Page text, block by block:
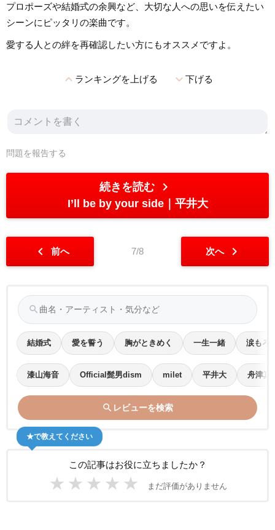
プロポーズや結婚式の余興など、大切な人への思いを伝えたい
シーンにピッタリの楽曲です。
愛する人との絆を再確認したい方にもオススメですよ。
expand_lessランキングを上げる expand_more下げる
問題を報告する
続きを読む chevron_right
I’ll be by your side 平井大
chevron_left 前へ 7/8 次へ chevron_right
search
結婚式 愛を誓う 胸がときめく 一生一緒 涙もろ
漆山海音 Official髭男dism milet 平井大 舟津真
search レビューを検索
この記事はお役に立ちましたか？
★ ★ ★ ★ ★ まだ評価がありません
★で教えてください